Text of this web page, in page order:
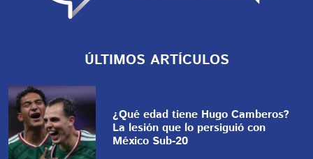
ÚLTIMOS ARTÍCULOS
¿Qué edad tiene Hugo Camberos?
La lesión que lo persiguió con
México Sub-20